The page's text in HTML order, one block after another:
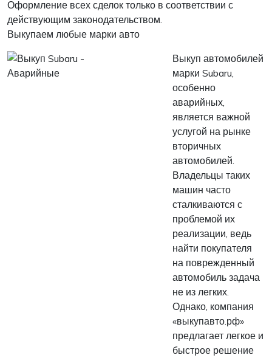
Оформление всех сделок только в соответствии с
действующим законодательством.
Выкупаем любые марки авто
Выкуп автомобилей
марки Subaru,
особенно
аварийных,
является важной
услугой на рынке
вторичных
автомобилей.
Владельцы таких
машин часто
сталкиваются с
проблемой их
реализации, ведь
найти покупателя
на поврежденный
автомобиль задача
не из легких.
Однако, компания
«выкупавто.рф»
предлагает легкое и
быстрое решение